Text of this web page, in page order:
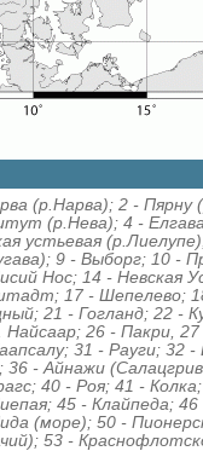
(р.Нарва); 2 -
(р.Нева); 4 -
устьевая
9 - Выборг; 10 -
Нос; 14 - Невская
17 - Шепелево;
21 - Гогланд; 22 -
Найсаар; 26 - Пакри,
31 - Рауги; 32
36 - Айнажи
40 - Роя; 41 -
45 - Клайпеда;
(море); 50 -
53 -